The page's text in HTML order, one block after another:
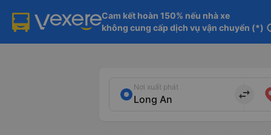
Cam kết hoàn 150% nếu nhà xe
không cung cấp dịch vụ vận chuyển (*)
Nơi xuất phát
import_export